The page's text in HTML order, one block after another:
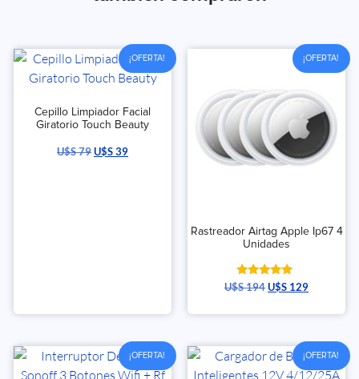
¡OFERTA!
Cepillo Limpiador Facial
Giratorio Touch Beauty
U$S79U$S39
¡OFERTA!
Rastreador Airtag Apple Ip67 4
Unidades
Valorado
con
de 5
U$S194U$S 129
¡OFERTA! ¡OFERTA!